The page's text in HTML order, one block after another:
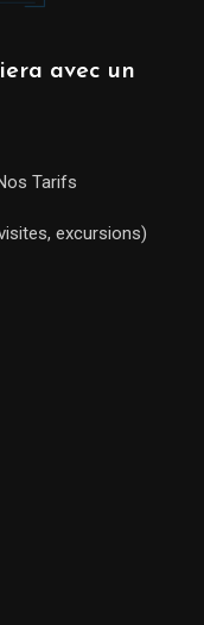
avec un
Tarifs
excursions)